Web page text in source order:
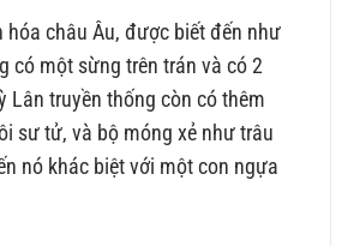
hóa châu Âu, được biết đến như
có một sừng trên trán và có 2
Lân truyền thống còn có thêm
sư tử, và bộ móng xẻ như trâu
nó khác biệt với một con ngựa